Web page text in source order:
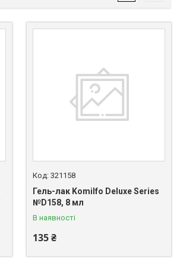
321158
Гель-лак Komilfo Deluxe Series
№D158, 8 мл
В наявності
135 ₴